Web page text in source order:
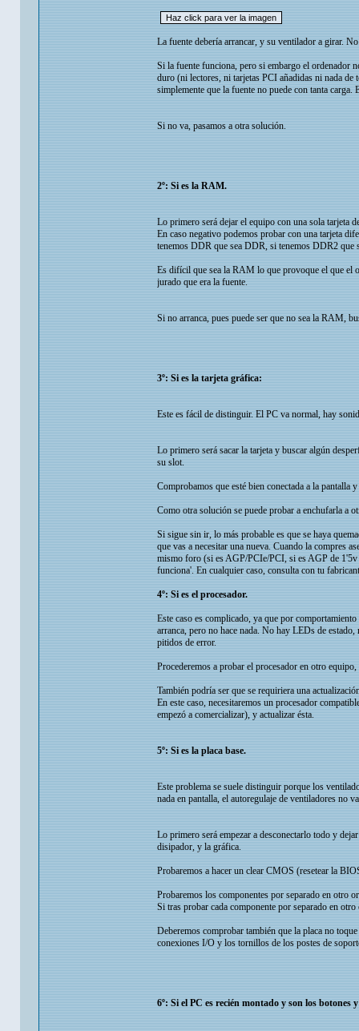
La fuente debería arrancar, y su ventilador a girar.
Si la fuente funciona, pero si embargo el ordenador
duro (ni lectores, ni tarjetas PCI añadidas ni nada de
simplemente que la fuente no puede con tanta
Si no va, pasamos a otra solución.
2º: Si es la RAM.
Lo primero será dejar el equipo con una sola tarjeta
En caso negativo podemos probar con una tarjeta
tenemos DDR que sea DDR, si tenemos DDR2 que
Es difícil que sea la RAM lo que provoque el que el
jurado que era la fuente.
Si no arranca, pues puede ser que no sea la RAM,
3º: Si es la tarjeta gráfica:
Este es fácil de distinguir. El PC va normal, hay
Lo primero será sacar la tarjeta y buscar algún
su slot.
Comprobamos que esté bien conectada a la pantalla
Como otra solución se puede probar a enchufarla a
Si sigue sin ir, lo más probable es que se haya
que vas a necesitar una nueva. Cuando la compres
mismo foro (si es AGP/PCIe/PCI, si es AGP de
funciona'. En cualquier caso, consulta con tu
4º: Si es el procesador.
Este caso es complicado, ya que por
arranca, pero no hace nada. No hay LEDs de
pitidos de error.
Procederemos a probar el procesador en otro
También podría ser que se requiriera una
En este caso, necesitaremos un procesador
empezó a comercializar), y actualizar ésta.
5º: Si es la placa base.
Este problema se suele distinguir porque los
nada en pantalla, el autoregulaje de ventiladores no
Lo primero será empezar a desconectarlo todo y
disipador, y la gráfica.
Probaremos a hacer un clear CMOS (resetear la
Probaremos los componentes por separado en otro
Si tras probar cada componente por separado en
Deberemos comprobar también que la placa no
conexiones I/O y los tornillos de los postes de
6º: Si el PC es recién montado y son los botones